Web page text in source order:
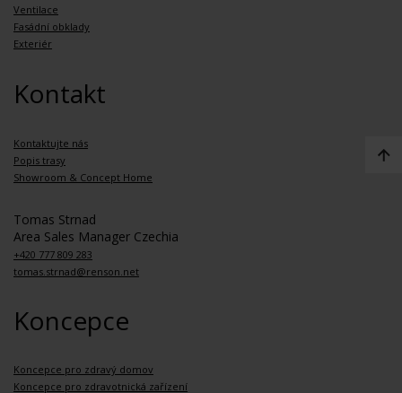
Ventilace
Fasádní obklady
Exteriér
Kontakt
Kontaktujte nás
Popis trasy
Showroom & Concept Home
Tomas Strnad
Area Sales Manager Czechia
+420 777 809 283
tomas.strnad@renson.net
Koncepce
Koncepce pro zdravý domov
Koncepce pro zdravotnická zařízení